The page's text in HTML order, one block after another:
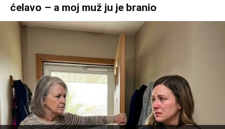
ćelavo – a moj muž ju je branio